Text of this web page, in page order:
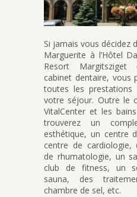
Si jamais vous décidez
Marguerite à l’Hôtel
Resort
cabinet dentaire, vous
toutes les prestations
votre séjour. Outre le
VitalCenter et les
trouverez un
esthétique, un centre
centre de cardiologie,
de rhumatologie, un
club de fitness, un
sauna, des
chambre de sel, etc.